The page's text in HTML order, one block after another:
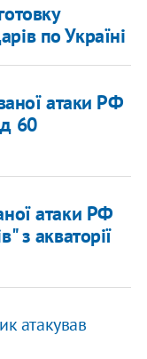
по Україні
атаки РФ
60
атаки РФ
з акваторії
атакував